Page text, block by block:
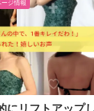
ジ情報